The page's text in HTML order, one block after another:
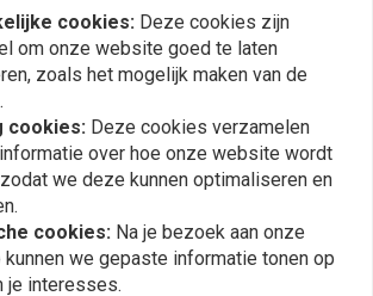
cookies: Deze cookies zijn
om onze website goed te laten
zoals het mogelijk maken van de
cookies: Deze cookies verzamelen
over hoe onze website wordt
we deze kunnen optimaliseren en
cookies: Na je bezoek aan onze
we gepaste informatie tonen op
je interesses.